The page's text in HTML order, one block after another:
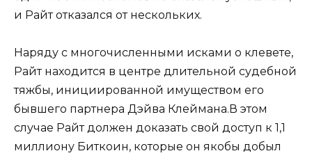
и Райт отказался от нескольких.
Наряду с многочисленными исками о клевете,
Райт находится в центре длительной судебной
тяжбы, инициированной имуществом его
бывшего партнера Дэйва Клеймана.В этом
случае Райт должен доказать свой доступ к 1,1
миллиону Биткоин, которые он якобы добыл